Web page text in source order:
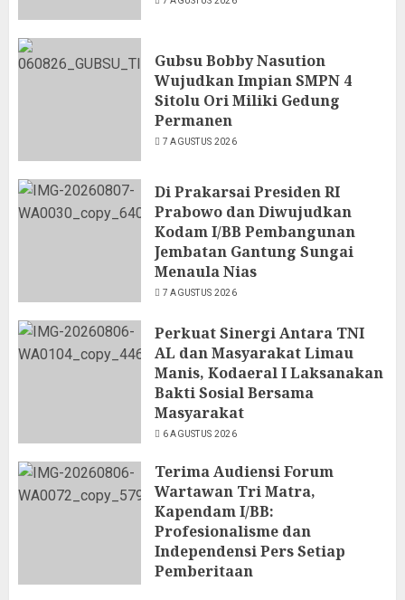
Gubsu Bobby Nasution
Wujudkan Impian SMPN 4
Sitolu Ori Miliki Gedung
Permanen
7 AGUSTUS 2026
Di Prakarsai Presiden RI
Prabowo dan Diwujudkan
Kodam I/BB Pembangunan
Jembatan Gantung Sungai
Menaula Nias
7 AGUSTUS 2026
Perkuat Sinergi Antara TNI
AL dan Masyarakat Limau
Manis, Kodaeral I Laksanakan
Bakti Sosial Bersama
Masyarakat
6 AGUSTUS 2026
Terima Audiensi Forum
Wartawan Tri Matra,
Kapendam I/BB:
Profesionalisme dan
Independensi Pers Setiap
Pemberitaan